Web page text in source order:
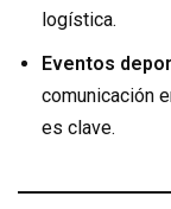
logística.
Eventos
comunicación
es clave.